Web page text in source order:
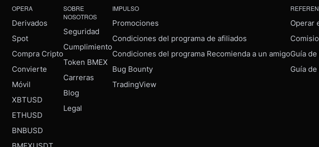
OPERA
Derivados
Spot
Compra Cripto
Convierte
Móvil
XBTUSD
ETHUSD
BNBUSD
SOBRE
NOSOTROS
Seguridad
Cumplimiento
Token BMEX
Carreras
Blog
Legal
IMPULSO
Promociones
Condiciones del programa de afiliados
Condiciones del programa Recomienda a un amigo
Bug Bounty
TradingView
Operar
Guía
Guía